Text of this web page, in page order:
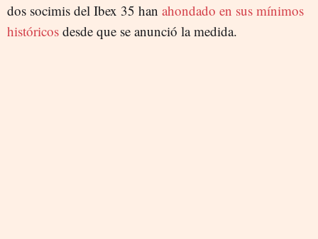
dos socimis del Ibex 35 han ahondado en sus mínimos
históricos desde que se anunció la medida.